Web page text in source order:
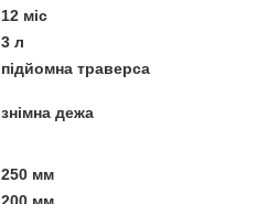
12 міс
3 л
підйомна траверса
знімна дежа
250 мм